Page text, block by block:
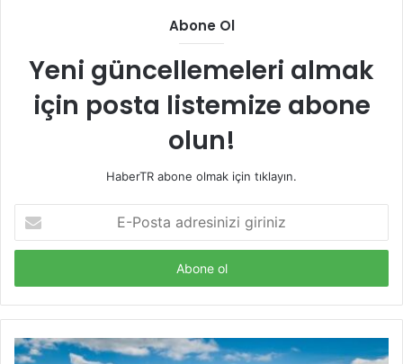
Abone Ol
Yeni güncellemeleri almak
için posta listemize abone
olun!
HaberTR abone olmak için tıklayın.
Posta
adresinizi